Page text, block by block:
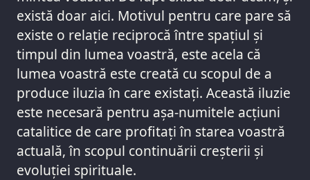
există doar aici. Motivul pentru care pare să
existe o relație reciprocă între spațiul și
timpul din lumea voastră, este acela că
lumea voastră este creată cu scopul de a
produce iluzia în care existați. Această iluzie
este necesară pentru așa-numitele acțiuni
catalitice de care profitați în starea voastră
actuală, în scopul continuării creșterii și
evoluției spirituale.